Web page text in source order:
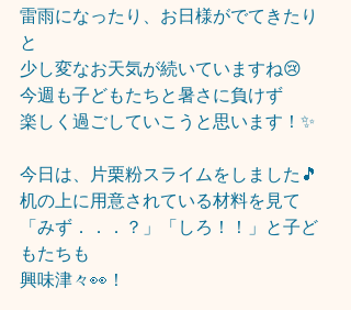
雷雨になったり、お日様がでてきたり
と
少し変なお天気が続いていますね😢
今週も子どもたちと暑さに負けず
楽しく過ごしていこうと思います！✨
今日は、片栗粉スライムをしました🎵
机の上に用意されている材料を見て
「みず．．．？」「しろ！！」と子ど
もたちも
興味津々👀！